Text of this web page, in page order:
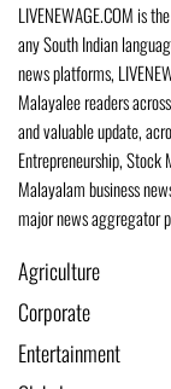
LIVENEWAGE.COM is
any South Indian
news platforms,
Malayalee readers
and valuable update,
Entrepreneurship, Stock
Malayalam business
major news aggregator
Agriculture
Corporate
Entertainment